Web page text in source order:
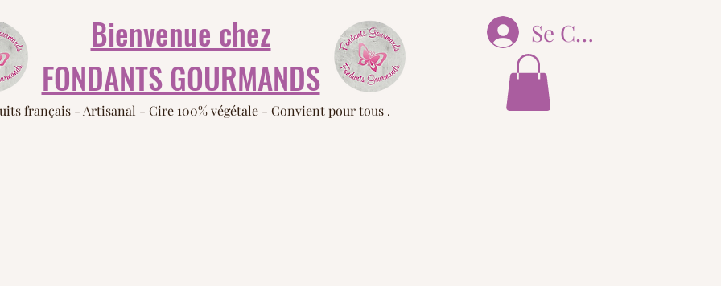
Bienvenue chez
FONDANTS GOURMANDS
français - Artisanal - Cire 100% végétale - Convient pour tous .
Se Connecter